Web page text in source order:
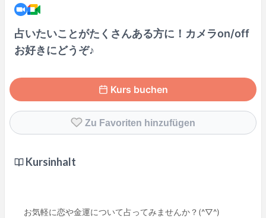
占いたいことがたくさんある方に！カメラon/off
お好きにどうぞ♪
Kurs buchen
Zu Favoriten hinzufügen
Kursinhalt
お気軽に恋や金運について占ってみませんか？(^▽^)